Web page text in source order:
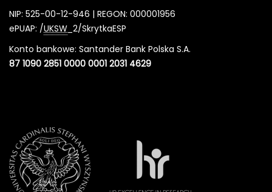
NIP: 525-00-12-946 | REGON: 000001956
ePUAP: /UKSW _2/SkrytkaESP
Konto bankowe: Santander Bank Polska S.A.
87 1090 2851 0000 0001 2031 4629